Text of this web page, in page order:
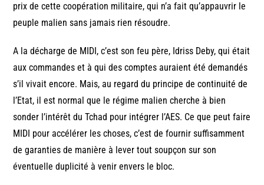
prix de cette coopération militaire, qui n’a fait qu’appauvrir le
peuple malien sans jamais rien résoudre.
A la décharge de MIDI, c’est son feu père, Idriss Deby, qui était
aux commandes et à qui des comptes auraient été demandés
s’il vivait encore. Mais, au regard du principe de continuité de
l’Etat, il est normal que le régime malien cherche à bien
sonder l’intérêt du Tchad pour intégrer l’AES. Ce que peut faire
MIDI pour accélérer les choses, c’est de fournir suffisamment
de garanties de manière à lever tout soupçon sur son
éventuelle duplicité à venir envers le bloc.